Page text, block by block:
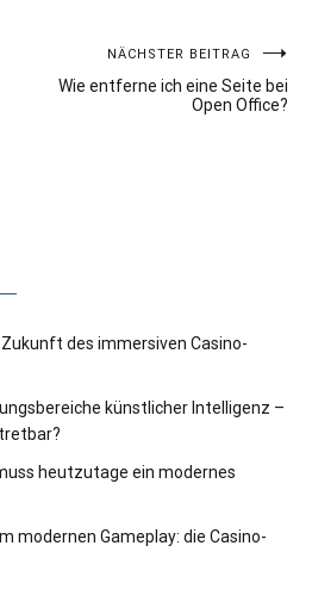
NÄCHSTER BEITRAG
Wie entferne ich eine Seite bei
Open Office?
des immersiven Casino-
künstlicher Intelligenz –
heutzutage ein modernes
modernen Gameplay: die Casino-